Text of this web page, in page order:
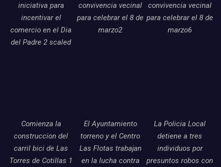
iniciativa para
incentivar el
comercio en el Dia
del Padre 2 scaled
convivencia vecinal
para celebrar el 8 de
marzo2
convivencia vecinal
para celebrar el 8 de
marzo6
Comienza la
construccion del
carril bici de Las
Torres de Cotillas 1
El Ayuntamiento
torreno y el Centro
Las Flotas trabajan
en la lucha contra
La Policia Local
detiene a tres
individuos por
presuntos robos con